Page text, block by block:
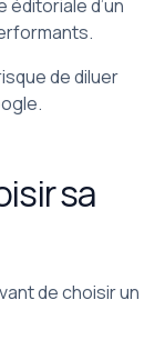
d’un
de diluer
sa
de choisir un